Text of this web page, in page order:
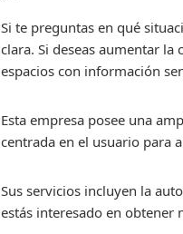
Si te preguntas en qué
clara. Si deseas aumentar
espacios con información
Esta empresa posee una
centrada en el usuario para
Sus servicios incluyen la
estás interesado en obtener